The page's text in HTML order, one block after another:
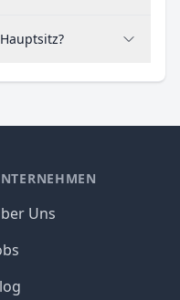
Uns